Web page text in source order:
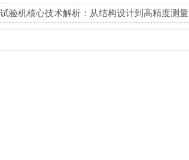
验机核心技术解析：从结构设计到高精度测量